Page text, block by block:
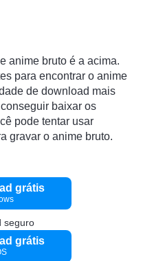
anime bruto é a acima.
para encontrar o anime
de download mais
baixar os
pode tentar usar
gravar o anime bruto.
grátis
seguro
grátis